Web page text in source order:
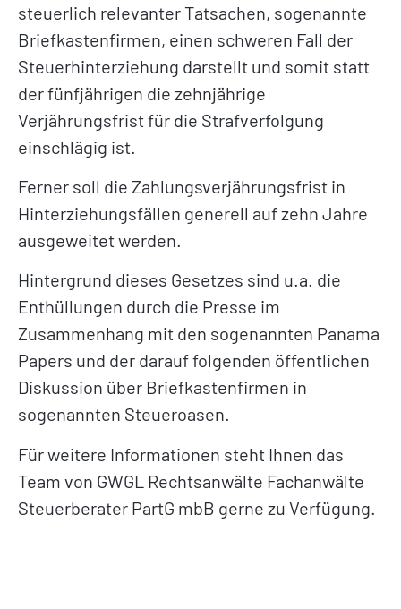
steuerlich relevanter Tatsachen, sogenannte
Briefkastenfirmen, einen schweren Fall der
Steuerhinterziehung darstellt und somit statt
der fünfjährigen die zehnjährige
Verjährungsfrist für die Strafverfolgung
einschlägig ist.
Ferner soll die Zahlungsverjährungsfrist in
Hinterziehungsfällen generell auf zehn Jahre
ausgeweitet werden.
Hintergrund dieses Gesetzes sind u.a. die
Enthüllungen durch die Presse im
Zusammenhang mit den sogenannten Panama
Papers und der darauf folgenden öffentlichen
Diskussion über Briefkastenfirmen in
sogenannten Steueroasen.
Für weitere Informationen steht Ihnen das
Team von GWGL Rechtsanwälte Fachanwälte
Steuerberater PartG mbB gerne zu Verfügung.